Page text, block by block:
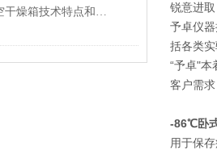
予卓仪器的真空干燥箱技术特点和产品介绍
锐意进
予卓仪
括各类
“予卓"本
客户需
-86℃卧
用于保